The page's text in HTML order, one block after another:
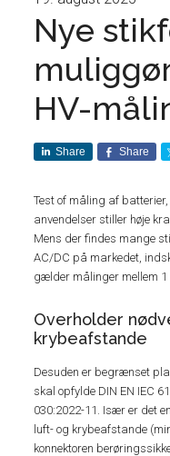
Nye
HV-
Share Share
Test of måling af
anvendelser stiller høje
Mens der findes mange
AC/DC på markedet,
gælder målinger mellem 1
Overholder
krybeafstande
Desuden er begrænset
skal opfylde DIN EN IEC
030:2022-11. Især er det
luft- og krybeafstande
konnektoren